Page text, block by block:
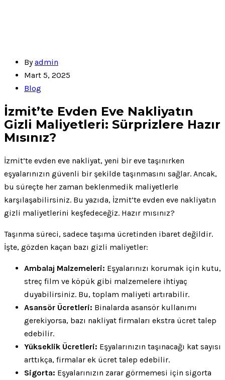
Byadmin
Mart 5, 2025
Blog
İzmit’te Evden Eve Nakliyatın
Gizli Maliyetleri: Sürprizlere Hazır
Mısınız?
İzmit’te evden eve nakliyat, yeni bir eve taşınırken
eşyalarınızın güvenli bir şekilde taşınmasını sağlar. Ancak,
bu süreçte her zaman beklenmedik maliyetlerle
karşılaşabilirsiniz. Bu yazıda, İzmit’te evden eve nakliyatın
gizli maliyetlerini keşfedeceğiz. Hazır mısınız?
Taşınma süreci, sadece taşıma ücretinden ibaret değildir.
İşte, gözden kaçan bazı gizli maliyetler:
Ambalaj Malzemeleri: Eşyalarınızı korumak için kutu,
streç film ve köpük gibi malzemelere ihtiyaç
duyabilirsiniz. Bu, toplam maliyeti artırabilir.
Asansör Ücretleri: Binalarda asansör kullanımı
gerekiyorsa, bazı nakliyat firmaları ekstra ücret talep
edebilir.
Yükseklik Ücretleri: Eşyalarınızın taşınacağı kat sayısı
arttıkça, firmalar ek ücret talep edebilir.
Sigorta: Eşyalarınızın zarar görmemesi için sigorta